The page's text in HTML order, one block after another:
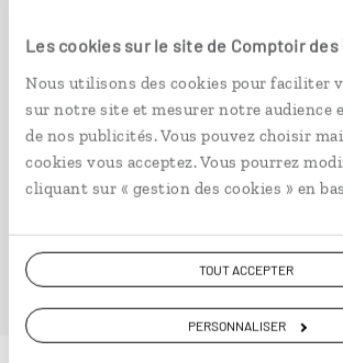
Les cookies sur le site de Comptoir des
Nous utilisons des cookies pour faciliter
sur notre site et mesurer notre audience
de nos publicités. Vous pouvez choisir
cookies vous acceptez. Vous pourrez
cliquant sur « gestion des cookies » en
TOUT ACCEPTER
PERSONNALISER
12 jours / 9 nuits
à partir de 3300€